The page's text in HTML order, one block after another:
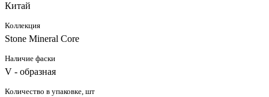
Китай
Коллекция
Stone Mineral Core
Наличие фаски
V - образная
Количество в упаковке, шт